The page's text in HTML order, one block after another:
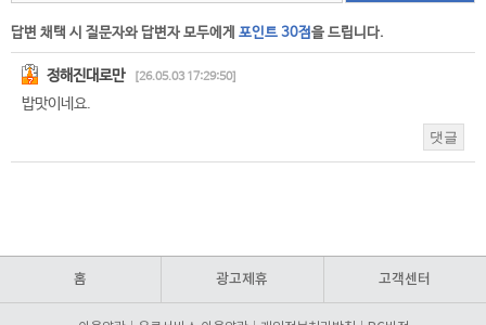
홈 광고제휴 고객센터